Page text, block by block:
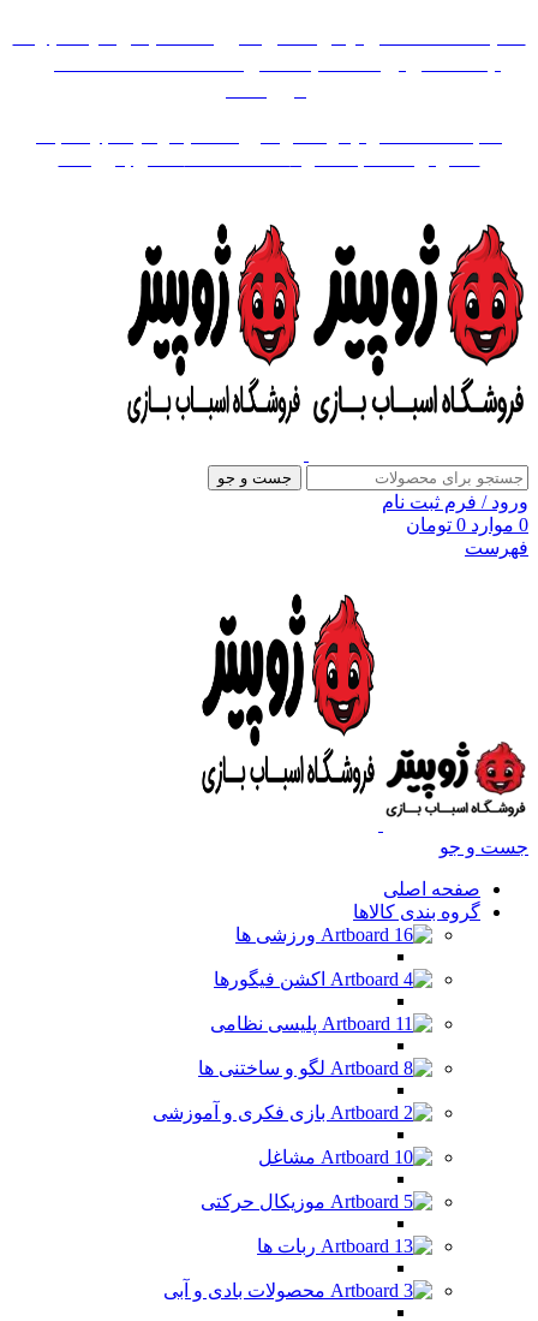
جست و جو
ورود / فرم ثبت نام
0 موارد 0 تومان
فهرست
جست و جو
صفحه اصلی
گروه بندی کالاها
ورزشی ها
اکشن فیگورها
پلیسی نظامی
لگو و ساختنی ها
بازی فکری و آموزشی
مشاغل
موزیکال حرکتی
ربات ها
محصولات بادی و آبی